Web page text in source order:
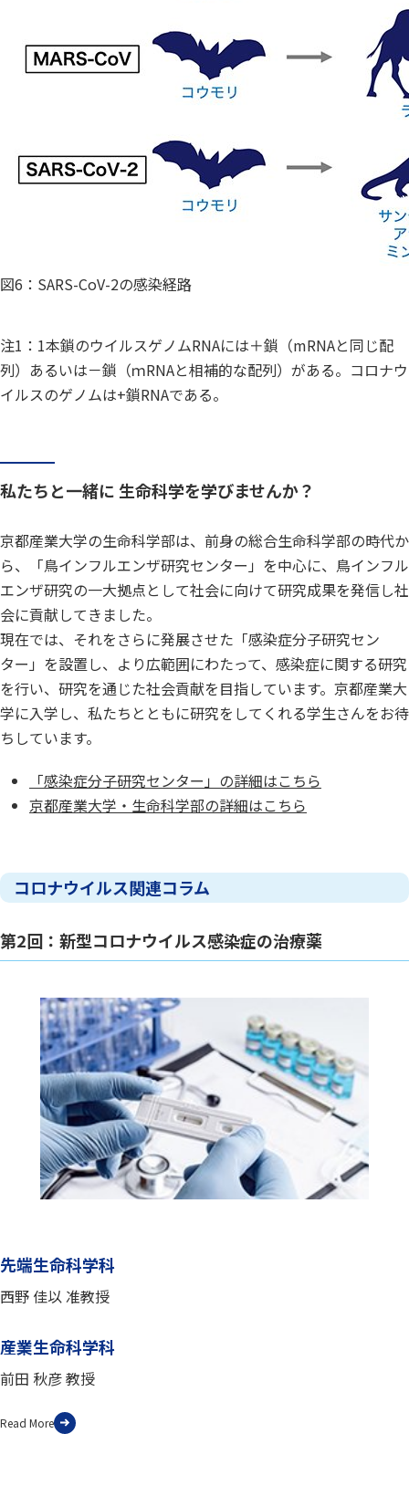
図6：SARS-CoV-2の感染経路
注1：1本鎖のウイルスゲノムRNAには＋鎖（mRNAと同じ配
列）あるいは－鎖（ｍRNAと相補的な配列）がある。コロナウ
イルスのゲノムは+鎖RNAである。
私たちと一緒に 生命科学を学びませんか？
京都産業大学の生命科学部は、前身の総合生命科学部の時代か
ら、「鳥インフルエンザ研究センター」を中心に、鳥インフル
エンザ研究の一大拠点として社会に向けて研究成果を発信し社
会に貢献してきました。
現在では、それをさらに発展させた「感染症分子研究セン
ター」を設置し、より広範囲にわたって、感染症に関する研究
を行い、研究を通じた社会貢献を目指しています。京都産業大
学に入学し、私たちとともに研究をしてくれる学生さんをお待
ちしています。
「感染症分子研究センター」の詳細はこちら
京都産業大学・生命科学部の詳細はこちら
コロナウイルス関連コラム
第2回：新型コロナウイルス感染症の治療薬
先端生命科学科
西野 佳以 准教授
産業生命科学科
前田 秋彦 教授
Read More